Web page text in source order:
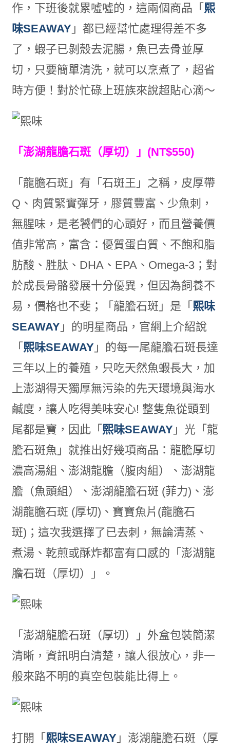
作，下班後就累噓噓的，這兩個商品「 熙
味SEAWAY 」都已經幫忙處理得差不多
了，蝦子已剝殼去泥腸，魚已去骨並厚
切，只要簡單清洗，就可以烹煮了，超省
時方便！對於忙碌上班族來說超貼心滴～
「澎湖龍膽石斑（厚切）」(NT$550)
「龍膽石斑」有「石斑王」之稱，皮厚帶
Q、肉質緊實彈牙，膠質豐富、少魚刺，
無腥味，是老饕們的心頭好，而且營養價
值非常高，富含：優質蛋白質、不飽和脂
肪酸、胜肽、DHA、EPA、Omega-3；對
於成長骨骼發展十分優異，但因為飼養不
易，價格也不斐；「龍膽石斑」是「 熙味
SEAWAY 」的明星商品，官網上介紹說
「 熙味SEAWAY 」的每一尾龍膽石斑長達
三年以上的養殖，只吃天然魚蝦長大，加
上澎湖得天獨厚無污染的先天環境與海水
鹹度，讓人吃得美味安心! 整隻魚從頭到
尾都是寶，因此「 熙味SEAWAY 」光「龍
膽石斑魚」就推出好幾項商品：龍膽厚切
濃高湯組、澎湖龍膽（腹肉組）、澎湖龍
膽（魚頭組）、澎湖龍膽石斑 (菲力)、澎
湖龍膽石斑 (厚切)、寶寶魚片(龍膽石
斑)；這次我選擇了已去刺，無論清蒸、
煮湯、乾煎或酥炸都富有口感的「澎湖龍
膽石斑（厚切）」。
「澎湖龍膽石斑（厚切）」外盒包裝簡潔
清晰，資訊明白清楚，讓人很放心，非一
般來路不明的真空包裝能比得上。
打開「 熙味SEAWAY 」澎湖龍膽石斑（厚